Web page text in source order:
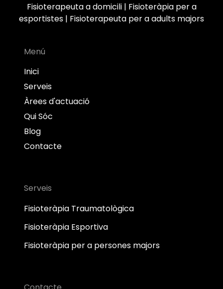
Fisioterapeuta a domicili | Fisioteràpia per a
esportistes | Fisioterapeuta per a adults majors
Menú
Inici
Serveis
Àrees d'actuació
Qui Sóc
Blog
Contacte
Serveis
Fisioteràpia Traumatològica
Fisioteràpia Esportiva
Fisioteràpia per a persones majors